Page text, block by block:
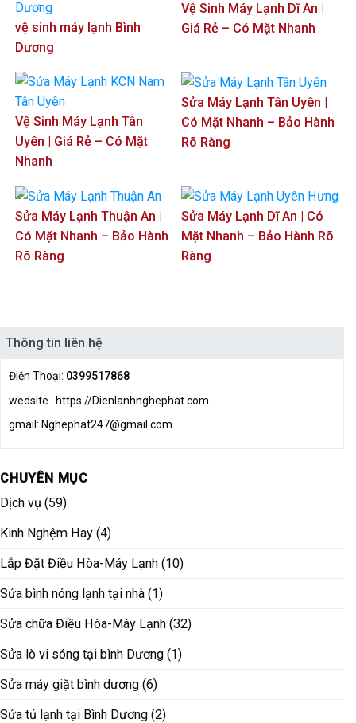
vệ sinh máy lạnh Bình
Dương
Vệ Sinh Máy Lạnh Dĩ An |
Giá Rẻ – Có Mặt Nhanh
Vệ Sinh Máy Lạnh Tân
Uyên | Giá Rẻ – Có Mặt
Nhanh
Sửa Máy Lạnh Tân Uyên |
Có Mặt Nhanh – Bảo Hành
Rõ Ràng
Sửa Máy Lạnh Thuận An |
Có Mặt Nhanh – Bảo Hành
Rõ Ràng
Sửa Máy Lạnh Dĩ An | Có
Mặt Nhanh – Bảo Hành Rõ
Ràng
Thông tin liên hệ
Điện Thoại: 0399517868
wedsite : https://Dienlanhnghephat.com
gmail: Nghephat247@gmail.com
CHUYÊN MỤC
Dịch vụ (59)
Kinh Nghệm Hay (4)
Lắp Đặt Điều Hòa-Máy Lạnh (10)
Sửa bình nóng lạnh tại nhà (1)
Sửa chữa Điều Hòa-Máy Lạnh (32)
Sửa lò vi sóng tại bình Dương (1)
Sửa máy giặt bình dương (6)
Sửa tủ lạnh tại Bình Dương (2)